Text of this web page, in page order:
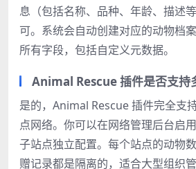
息（包括名称、品种、年龄、描述
可。系统会自动创建对应的动物档
所有字段，包括自定义元数据。
Animal Rescue 插件是否支持
是的，Animal Rescue 插件完全支
点网络。你可以在网络管理后台启
子站点独立配置。每个站点的动物
赠记录都是隔离的，适合大型组织